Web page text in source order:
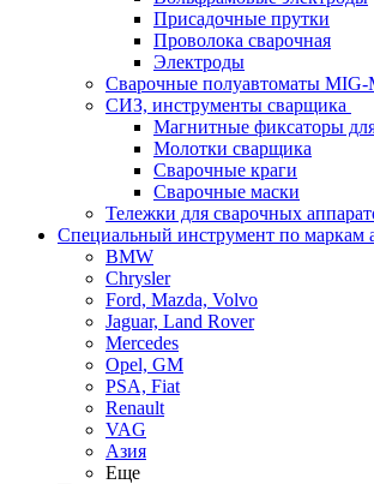
Присадочные прутки
Проволока сварочная
Электроды
Сварочные полуавтоматы
СИЗ, инструменты сварщика
Магнитные фиксаторы
Молотки сварщика
Сварочные краги
Сварочные маски
Тележки для сварочных
Специальный инструмент по маркам
BMW
Chrysler
Ford, Mazda, Volvo
Jaguar, Land Rover
Mercedes
Opel, GM
PSA, Fiat
Renault
VAG
Азия
Еще